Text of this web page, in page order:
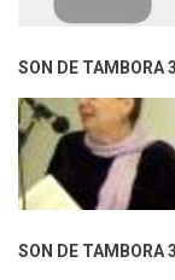
SON DE
SON DE